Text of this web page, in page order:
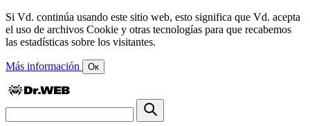
Si Vd. continúa usando este sitio web, esto significa que Vd. acepta
el uso de archivos Cookie y otras tecnologías para que recabemos
las estadísticas sobre los visitantes.
Más información Ок